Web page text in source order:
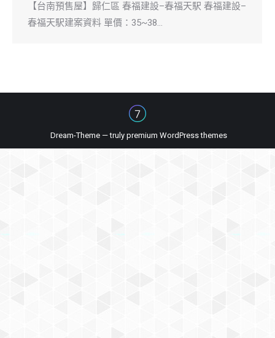
【台南預售屋】歸仁區 春福建設–春福天駅 春福建設–
春福天駅建案資料 單價：35~38…
Dream-Theme — truly premium WordPress themes